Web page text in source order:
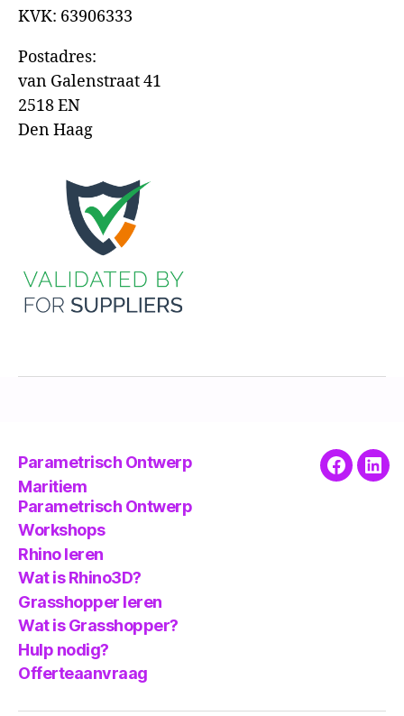
KVK: 63906333
Postadres:
van Galenstraat 41
2518 EN
Den Haag
Parametrisch Ontwerp
Maritiem
Parametrisch Ontwerp
Workshops
Rhino leren
Wat is Rhino3D?
Grasshopper leren
Wat is Grasshopper?
Hulp nodig?
Offerteaanvraag